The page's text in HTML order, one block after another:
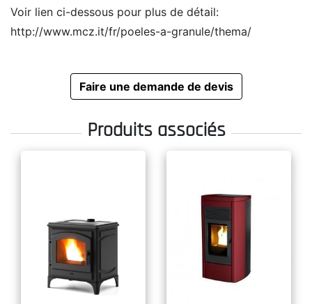
Voir lien ci-dessous pour plus de détail:
http://www.mcz.it/fr/poeles-a-granule/thema/
Faire une demande de devis
Produits associés